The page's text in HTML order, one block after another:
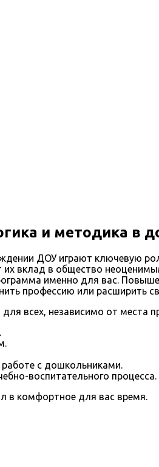
и методика в
ДОУ играют ключевую
вклад в общество
именно для вас.
профессию или расширить
всех, независимо от места
работе с дошкольниками.
воспитательного процесса.
в комфортное для вас время.